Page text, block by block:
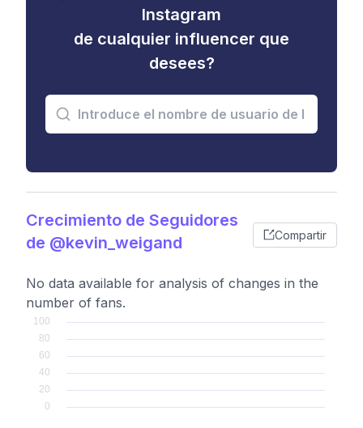
Instagram
de cualquier influencer que
desees?
Crecimiento de Seguidores
de @kevin_weigand
Compartir
No data available for analysis of changes in the
number of fans.